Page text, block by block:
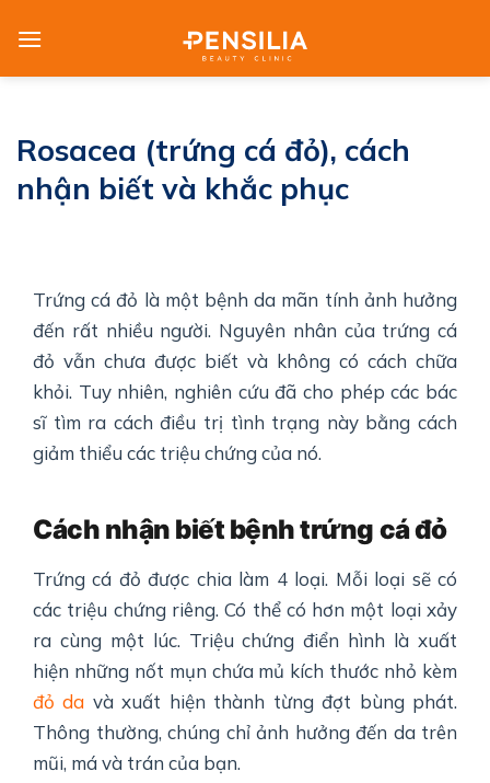
Rosacea (trứng cá đỏ), cách
nhận biết và khắc phục
Trứng cá đỏ là một bệnh da mãn tính ảnh hưởng
đến rất nhiều người. Nguyên nhân của trứng cá
đỏ vẫn chưa được biết và không có cách chữa
khỏi. Tuy nhiên, nghiên cứu đã cho phép các bác
sĩ tìm ra cách điều trị tình trạng này bằng cách
giảm thiểu các triệu chứng của nó.
Cách nhận biết bệnhtrứng cá đỏ
Trứng cá đỏ được chia làm 4 loại. Mỗi loại sẽ có
các triệu chứng riêng. Có thể có hơn một loại xảy
ra cùng một lúc. Triệu chứng điển hình là xuất
hiện những nốt mụn chứa mủ kích thước nhỏ kèm
đỏ da và xuất hiện thành từng đợt bùng phát.
Thông thường, chúng chỉ ảnh hưởng đến da trên
mũi, má và trán của bạn.